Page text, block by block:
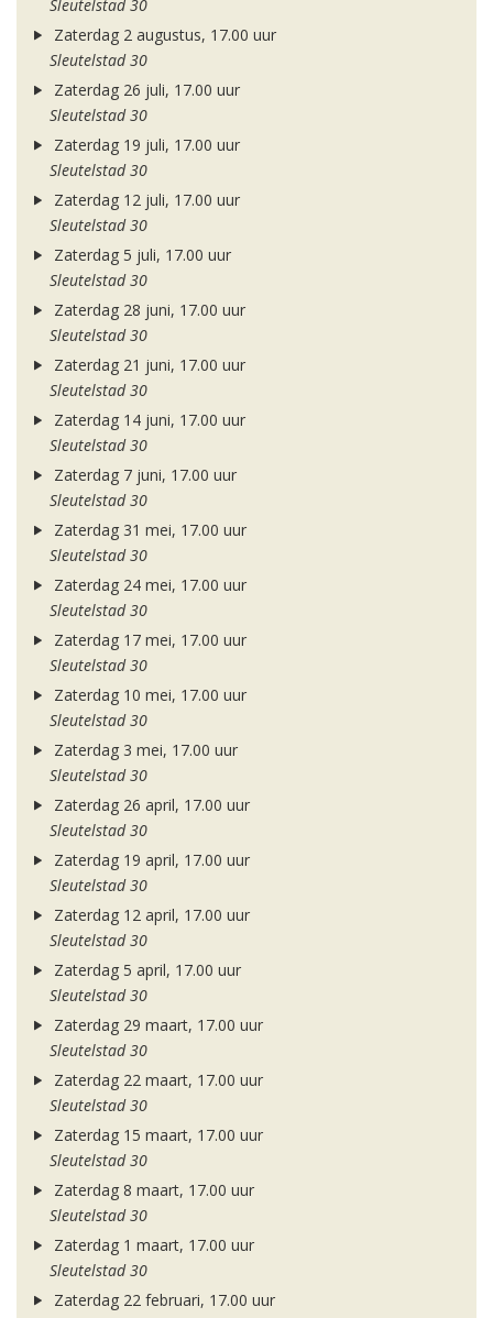
Sleutelstad 30
Zaterdag 2 augustus, 17.00 uur
Sleutelstad 30
Zaterdag 26 juli, 17.00 uur
Sleutelstad 30
Zaterdag 19 juli, 17.00 uur
Sleutelstad 30
Zaterdag 12 juli, 17.00 uur
Sleutelstad 30
Zaterdag 5 juli, 17.00 uur
Sleutelstad 30
Zaterdag 28 juni, 17.00 uur
Sleutelstad 30
Zaterdag 21 juni, 17.00 uur
Sleutelstad 30
Zaterdag 14 juni, 17.00 uur
Sleutelstad 30
Zaterdag 7 juni, 17.00 uur
Sleutelstad 30
Zaterdag 31 mei, 17.00 uur
Sleutelstad 30
Zaterdag 24 mei, 17.00 uur
Sleutelstad 30
Zaterdag 17 mei, 17.00 uur
Sleutelstad 30
Zaterdag 10 mei, 17.00 uur
Sleutelstad 30
Zaterdag 3 mei, 17.00 uur
Sleutelstad 30
Zaterdag 26 april, 17.00 uur
Sleutelstad 30
Zaterdag 19 april, 17.00 uur
Sleutelstad 30
Zaterdag 12 april, 17.00 uur
Sleutelstad 30
Zaterdag 5 april, 17.00 uur
Sleutelstad 30
Zaterdag 29 maart, 17.00 uur
Sleutelstad 30
Zaterdag 22 maart, 17.00 uur
Sleutelstad 30
Zaterdag 15 maart, 17.00 uur
Sleutelstad 30
Zaterdag 8 maart, 17.00 uur
Sleutelstad 30
Zaterdag 1 maart, 17.00 uur
Sleutelstad 30
Zaterdag 22 februari, 17.00 uur